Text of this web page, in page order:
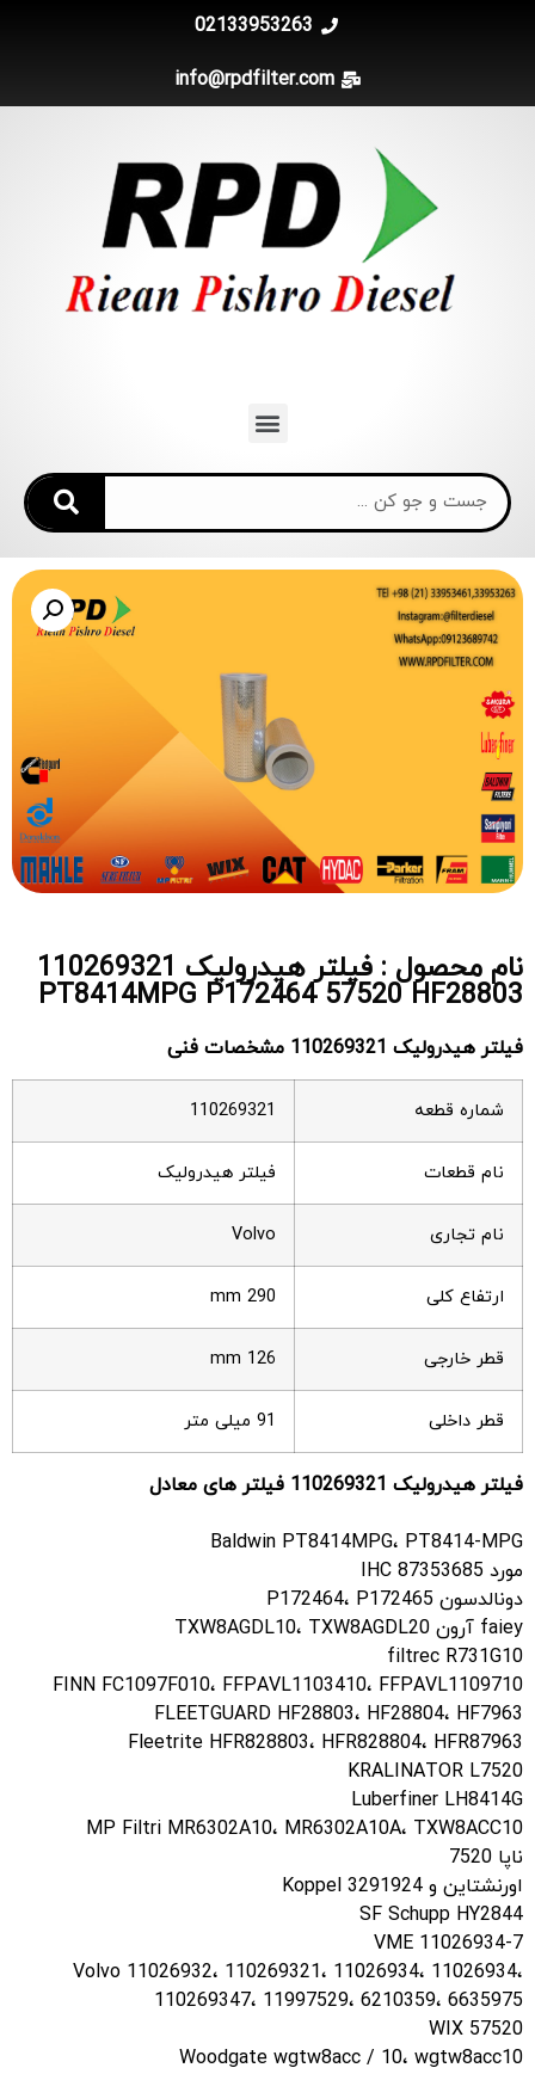
02133953263
info@rpdfilter.com
نام محصول : فیلتر هیدرولیک 110269321
PT8414MPG P172464 57520 HF28803
فیلتر هیدرولیک
شماره قطعه 110269321
نام قطعات فیلتر هیدرولیک
نام تجاری Volvo
ارتفاع کلی 290 mm
قطر خارجی 126 mm
قطر داخلی 91 میلی متر
فیلتر هیدرولیک
Baldwin PT8414MPG، PT8414-MPG
مورد IHC 87353685
دونالدسون P172464، P172465
faiey آرون TXW8AGDL10، TXW8AGDL20
filtrec R731G10
FINN FC1097F010، FFPAVL1103410، FFPAVL1109710
FLEETGUARD HF28803، HF28804، HF7963
Fleetrite HFR828803، HFR828804، HFR87963
KRALINATOR L7520
Luberfiner LH8414G
MP Filtri MR6302A10، MR6302A10A، TXW8ACC10
ناپا 7520
اورنشتاین و Koppel 3291924
SF Schupp HY2844
VME 11026934-7
Volvo 11026932، 110269321، 11026934، 11026934،
110269347، 11997529، 6210359، 6635975
WIX 57520
Woodgate wgtw8acc / 10، wgtw8acc10